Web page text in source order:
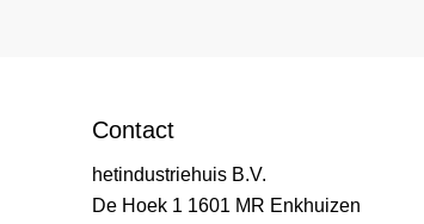
Contact
hetindustriehuis B.V.
De Hoek 1 1601 MR Enkhuizen